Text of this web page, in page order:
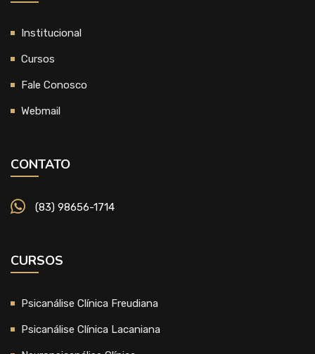
Institucional
Cursos
Fale Conosco
Webmail
CONTATO
(83) 98656-1714
CURSOS
Psicanálise Clínica Freudiana
Psicanálise Clínica Lacaniana